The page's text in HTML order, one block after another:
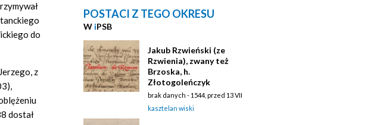
do
z
dostał
POSTACI Z TEGO OKRESU
W iPSB
Jakub Rzwieński (ze
Rzwienia), zwany też
Brzoska, h.
Złotogoleńczyk
brak danych - 1544, przed 13 VII
kasztelan wiski